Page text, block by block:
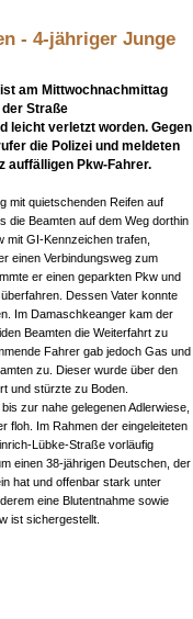
- 4-jähriger Junge
am Mittwochnachmittag
Straße
leicht verletzt worden. Gegen
die Polizei und meldeten
auffälligen Pkw-Fahrer.
mit quietschenden Reifen auf
die Beamten auf dem Weg dorthin
mit GI-Kennzeichen trafen,
einen Verbindungsweg zum
er einen geparkten Pkw und
Dessen Vater konnte
Im Damaschkeanger kam der
Beamten die Weiterfahrt zu
Fahrer gab jedoch Gas und
zu. Dieser wurde über den
und stürzte zu Boden.
zur nahe gelegenen Adlerwiese,
floh. Im Rahmen der eingeleiteten
Lübke-Straße vorläufig
einen 38-jährigen Deutschen, der
hat und offenbar stark unter
eine Blutentnahme sowie
ist sichergestellt.